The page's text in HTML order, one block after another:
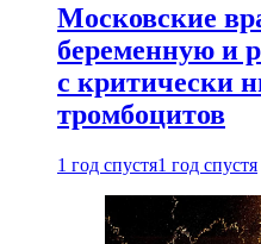
Московские
беременную и
с критически
тромбоцитов
1 год спустя1 год спустя